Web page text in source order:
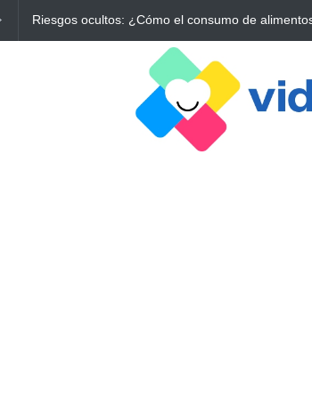
Ayuno Digital: La Estrategia Esencial para